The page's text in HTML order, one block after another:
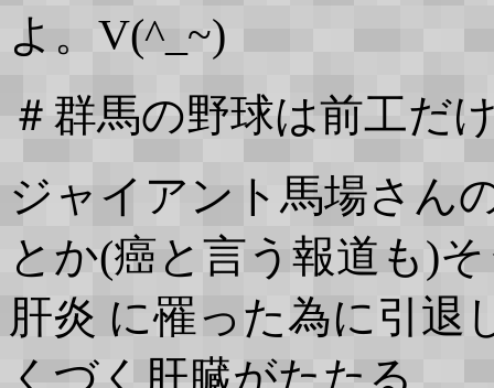
よ。V(^_~)
＃群馬の野球は前工だ
ジャイアント馬場さん
とか(癌と言う報道も)
肝炎 に罹った為に引退
くづく肝臓がたたる